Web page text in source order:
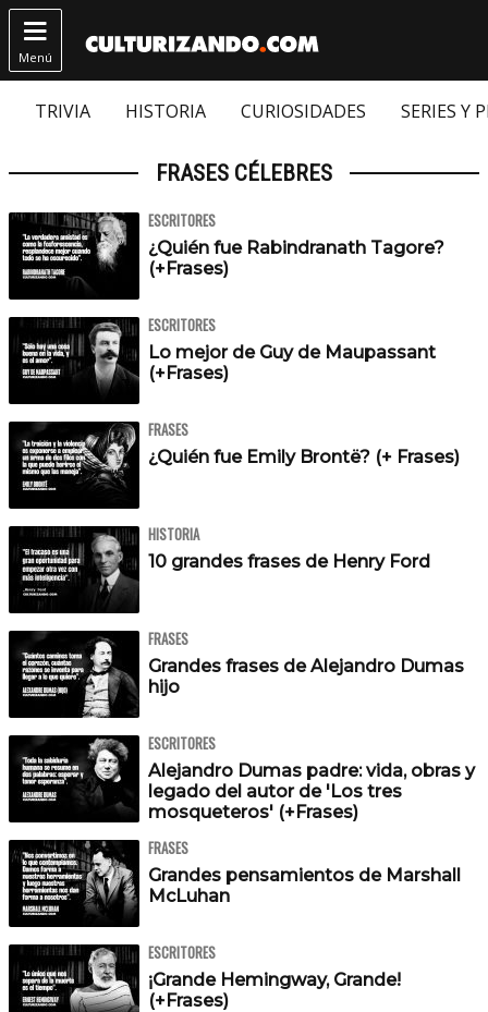

Menú
TRIVIA HISTORIA CURIOSIDADES SERIES Y
FRASES CÉLEBRES
ESCRITORES
¿Quién fue Rabindranath Tagore?
(+Frases)
ESCRITORES
Lo mejor de Guy de Maupassant
(+Frases)
FRASES
¿Quién fue Emily Brontë? (+ Frases)
HISTORIA
10 grandes frases de Henry Ford
FRASES
Grandes frases de Alejandro Dumas
hijo
ESCRITORES
Alejandro Dumas padre: vida, obras y
legado del autor de 'Los tres
mosqueteros' (+Frases)
FRASES
Grandes pensamientos de Marshall
McLuhan
ESCRITORES
¡Grande Hemingway, Grande!
(+Frases)